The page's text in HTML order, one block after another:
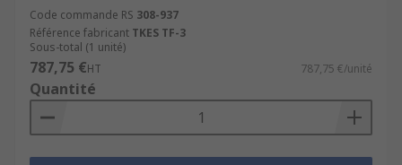
Code commande RS 308-937
Référence fabricant TKES TF-3
Sous-total (1 unité)
787,75 €HT 787,75 €/unité
Quantité